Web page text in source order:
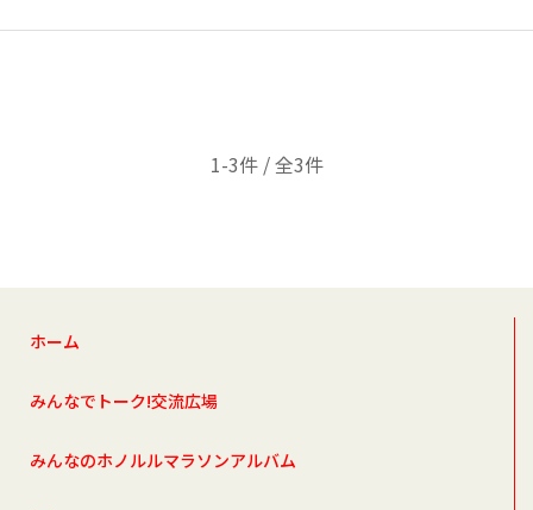
1-3件 / 全3件
ホーム
みんなでトーク!交流広場
みんなのホノルルマラソンアルバム